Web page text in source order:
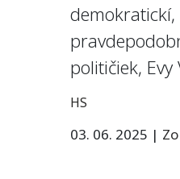
političiek,
HS
03. 06. 2025 |